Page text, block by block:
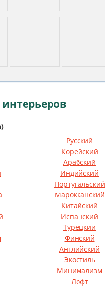
Русский
Корейский
Арабский
Индийский
Португальский
Марокканский
Китайский
Испанский
Турецкий
Финский
Английский
Экостиль
Минимализм
Лофт